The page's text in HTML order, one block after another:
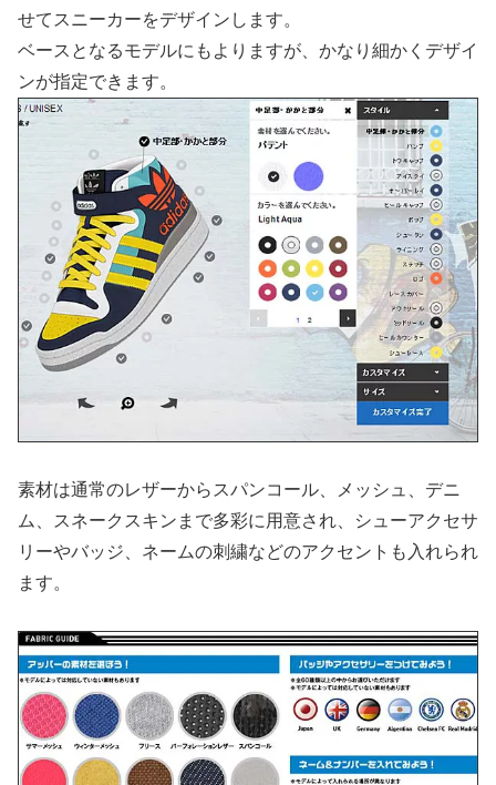
せてスニーカーをデザインします。
ベースとなるモデルにもよりますが、かなり細かくデザイ
ンが指定できます。
素材は通常のレザーからスパンコール、メッシュ、デニ
ム、スネークスキンまで多彩に用意され、シューアクセサ
リーやバッジ、ネームの刺繍などのアクセントも入れられ
ます。